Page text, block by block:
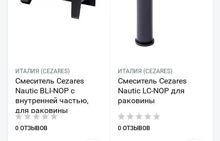
ИТАЛИЯ (CEZARES)
Смеситель Cezares
Nautic BLI-NOP с
внутренней частью,
для раковины
0 ОТЗЫВОВ
ИТАЛИЯ (CEZARES)
Смеситель Cezares
Nautic LC-NOP для
раковины
0 ОТЗЫВОВ